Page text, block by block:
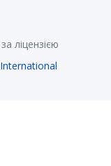
ліцензією